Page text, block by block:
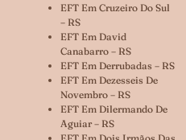
EFT Em Cruzeiro Do Sul
– RS
EFT Em David
Canabarro – RS
EFT Em Derrubadas – RS
EFT Em Dezesseis De
Novembro – RS
EFT Em Dilermando De
Aguiar – RS